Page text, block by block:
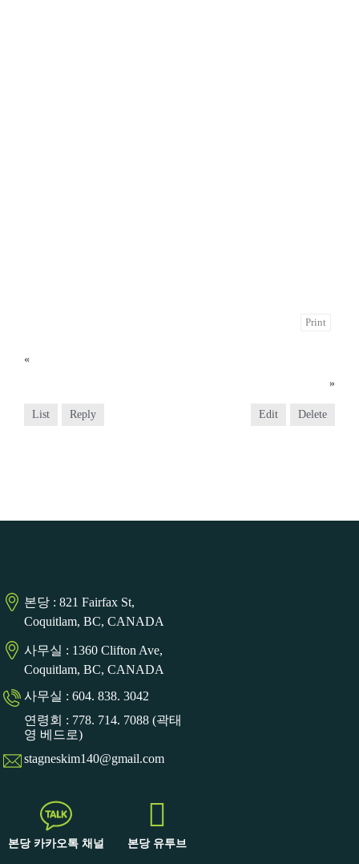
Print
«
»
List Reply Edit Delete
본당 : 821 Fairfax St,
Coquitlam, BC, CANADA
사무실 : 1360 Clifton Ave,
Coquitlam, BC, CANADA
사무실 : 604. 838. 3042
연령회 : 778. 714. 7088 (곽태
영 베드로)
stagneskim140@gmail.com
본당 카카오톡 채널 본당 유투브